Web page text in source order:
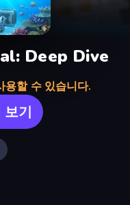
Deep Dive
용할 수 있습니다.
보기